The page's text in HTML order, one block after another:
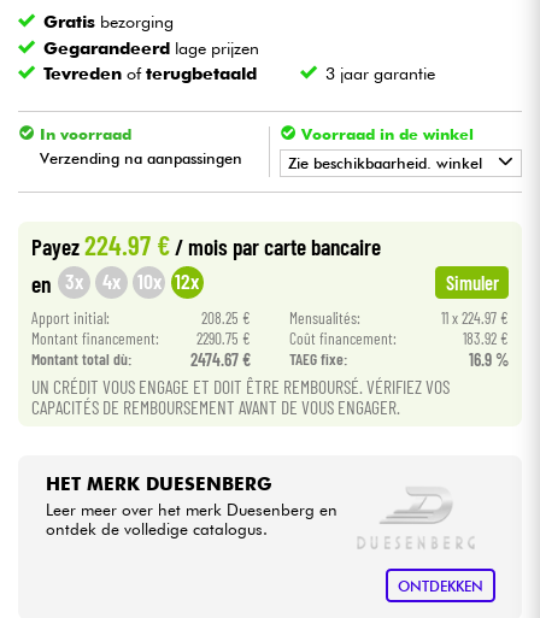
Blaasinstrument
Viool & Quatuor
Kinderen
Kabels & toebehoren
HiFi
Sets
Gratis bezorging
Gegarandeerd lage prijzen
Tevreden ofterugbetaald 3 jaar garantie
In voorraad
Verzending na aanpassingen
Voorraad in de winkel
Zie beschikbaarheid. winkel
Payez224.97 € / mois par carte bancaire
en 3x 4x 10x 12x Simuler
Apport initial: 208.25 € Mensualités:
11 x 224.97 €
Montant financement:
2290.75 € Coût financement:
183.92 €
Montant total dù:
2474.67 € TAEG fixe: 16.9 %
UN CRÉDIT VOUS ENGAGE ET DOIT ÊTRE REMBOURSÉ. VÉRIFIEZ VOS
CAPACITÉS DE REMBOURSEMENT AVANT DE VOUS ENGAGER.
HET MERK DUESENBERG
Leer meer over het merk Duesenberg en
ontdek de volledige catalogus.
ONTDEKKEN